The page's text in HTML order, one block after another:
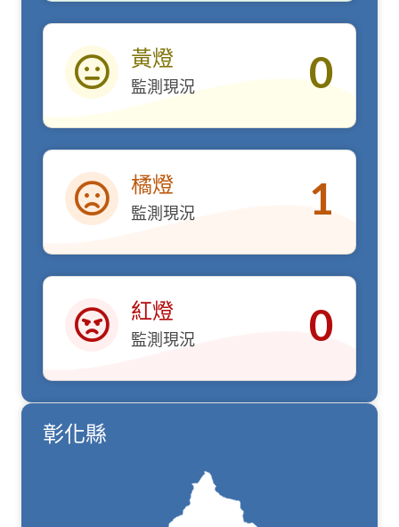
黃燈
黃燈
監測現況 0
橘燈
橘燈
監測現況 1
紅燈
紅燈
監測現況 0
彰化縣